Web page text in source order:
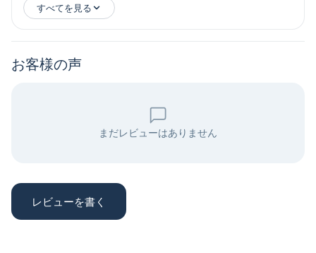
すべてを見る
お客様の声
まだレビューはありません
レビューを書く